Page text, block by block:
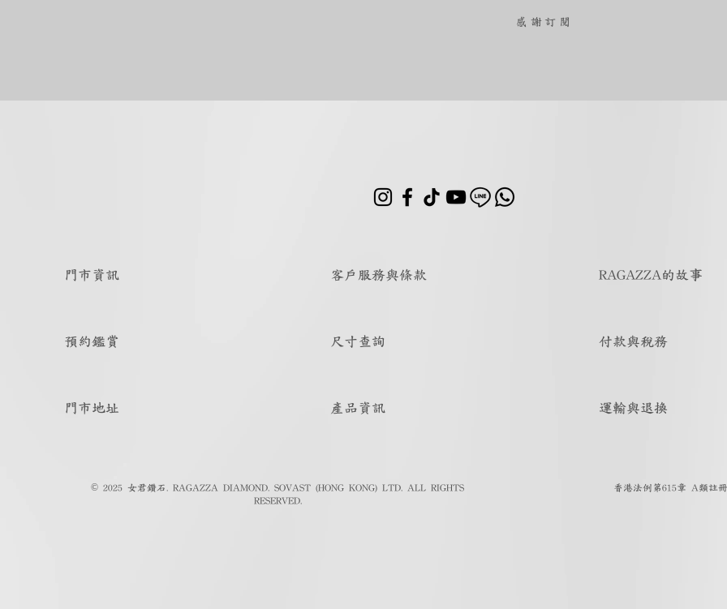
​感謝訂閱
門市資訊
預約鑑賞
門市地址
客戶服務與條款
尺寸查詢
產品資訊
RAGAZZA的故事
付款與稅務
運輸與退換
© 2025 女君鑽石. RAGAZZA DIAMOND. SOVAST (HONG KONG) LTD. ALL RIGHTS
RESERVED.
香港法例第615章 A類註